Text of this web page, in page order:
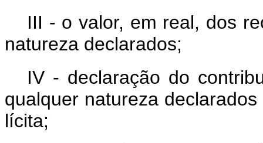
III - o valor, em real, dos
natureza declarados;
IV - declaração do
qualquer natureza
lícita;